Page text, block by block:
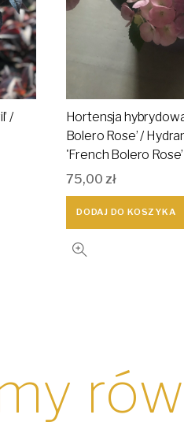
/
Hortensja
Bolero Rose’ /
'French Bolero Rose’
75,00 zł
DODAJ DO KOSZYKA